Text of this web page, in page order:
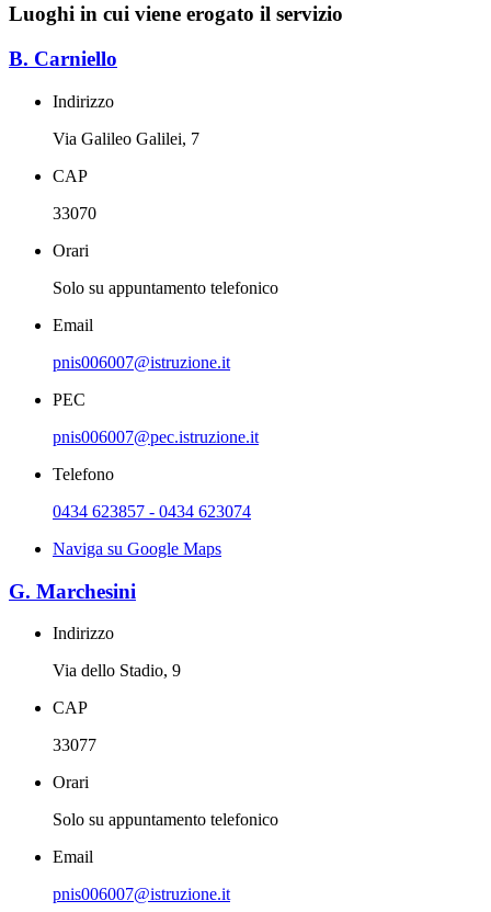
Luoghi in cui viene erogato il servizio
B. Carniello
Indirizzo
Via Galileo Galilei, 7
CAP
33070
Orari
Solo su appuntamento telefonico
Email
pnis006007@istruzione.it
PEC
pnis006007@pec.istruzione.it
Telefono
0434 623857 - 0434 623074
Naviga su Google Maps
G. Marchesini
Indirizzo
Via dello Stadio, 9
CAP
33077
Orari
Solo su appuntamento telefonico
Email
pnis006007@istruzione.it